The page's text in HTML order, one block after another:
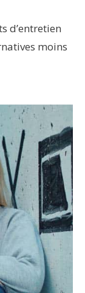
d’entretien
moins